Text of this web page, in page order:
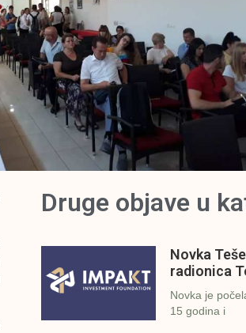
Druge objave u
Novka
radionica
Novka je
15 godina i